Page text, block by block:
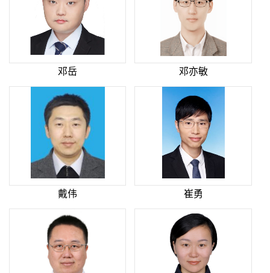
邓岳 邓亦敏
戴伟 崔勇